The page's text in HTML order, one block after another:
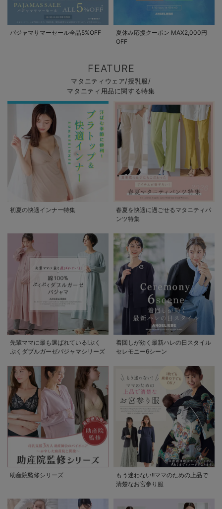
パジャマサマーセール全品5%OFF
夏休み応援クーポン MAX2,000円
OFF
FEATURE
マタニティウェア/授乳服/
マタニティ用品に関する特集
初夏の快適インナー特集
春夏を快適に過ごせるマタニティパ
ンツ特集
先輩ママに最も選ばれている!ぷく
ぷくダブルガーゼパジャマシリーズ
着回しが効く最新ハレの日スタイル
セレモニー6シーン
助産院監修シリーズ
もう迷わない!!ママのための上品で
清楚なお宮参り服